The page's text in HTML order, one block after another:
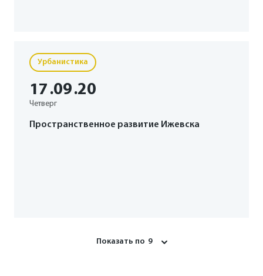
Урбанистика
17 .09.20
Четверг
Пространственное развитие Ижевска
Показать по 9